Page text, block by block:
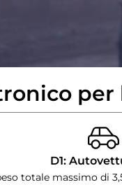
per
D1:
totale massimo di